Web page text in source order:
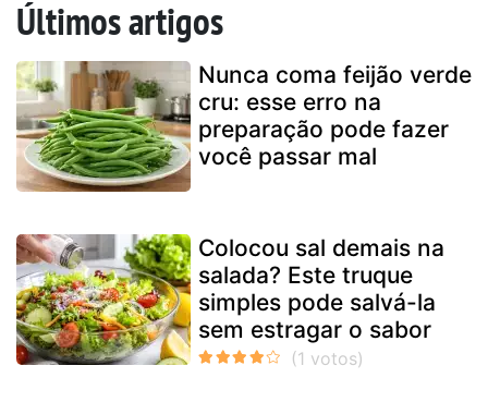
Últimos artigos
Nunca coma feijão verde
cru: esse erro na
preparação pode fazer
você passar mal
Colocou sal demais na
salada? Este truque
simples pode salvá-la
sem estragar o sabor